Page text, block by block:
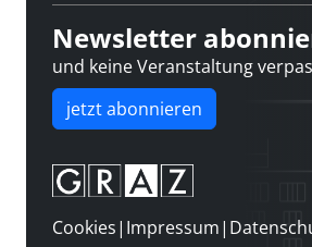
Newsletter
und keine Veranstaltung
jetzt abonnieren
Cookies| Impressum|